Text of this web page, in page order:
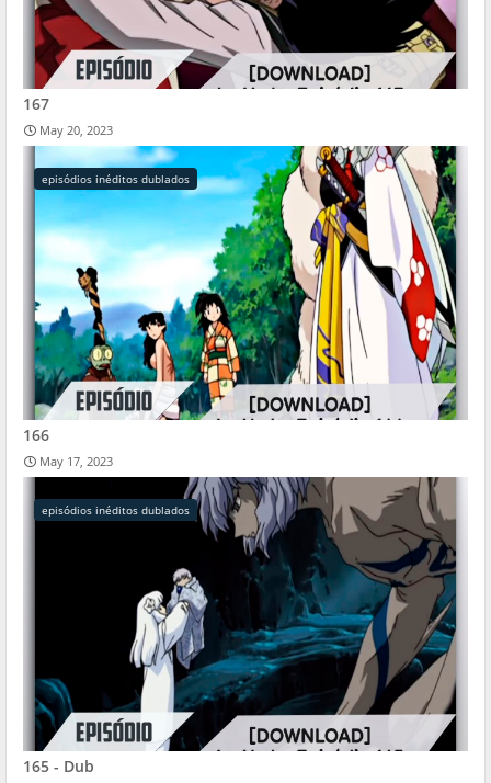
167
May 20, 2023
episódios inéditos dublados
166
May 17, 2023
episódios inéditos dublados
165 - Dub